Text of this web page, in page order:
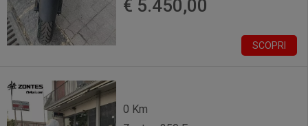
€ 5.450,00
SCOPRI
0 Km